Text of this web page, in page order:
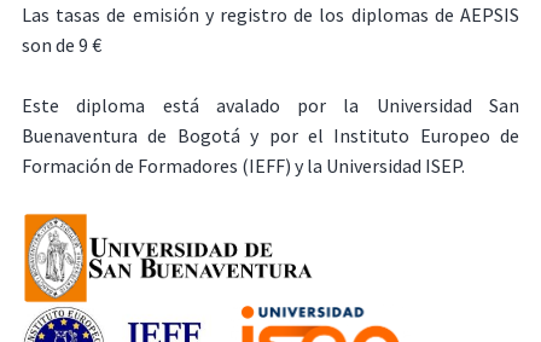
Las tasas de emisión y registro de los diplomas de AEPSIS
son de 9 €
Este diploma está avalado por la Universidad San
Buenaventura de Bogotá y por el Instituto Europeo de
Formación de Formadores (IEFF) y la Universidad ISEP.